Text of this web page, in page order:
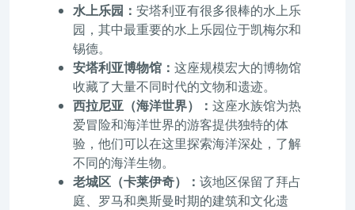
水上乐园： 安塔利亚有很多很棒的水上乐
园，其中最重要的水上乐园位于凯梅尔和
锡德。
安塔利亚博物馆： 这座规模宏大的博物馆
收藏了大量不同时代的文物和遗迹。
西拉尼亚（海洋世界）： 这座水族馆为热
爱冒险和海洋世界的游客提供独特的体
验，他们可以在这里探索海洋深处，了解
不同的海洋生物。
老城区（卡莱伊奇）： 该地区保留了拜占
庭、罗马和奥斯曼时期的建筑和文化遗